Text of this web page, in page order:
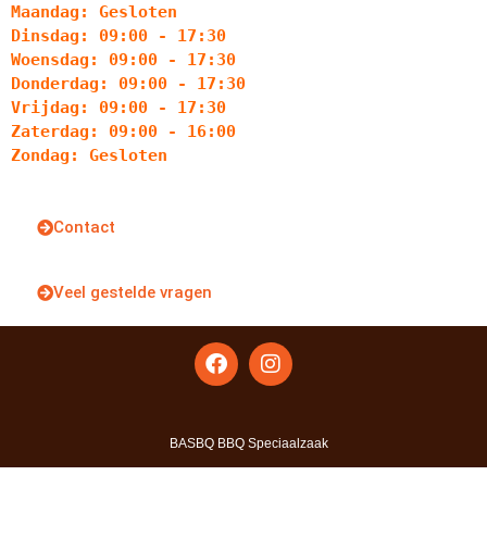
Maandag: Gesloten
Dinsdag: 09:00 - 17:30
Woensdag: 09:00 - 17:30
Donderdag: 09:00 - 17:30
Vrijdag: 09:00 - 17:30
Zaterdag: 09:00 - 16:00
Zondag: Gesloten
Contact
Veel gestelde vragen
BASBQ BBQ Speciaalzaak